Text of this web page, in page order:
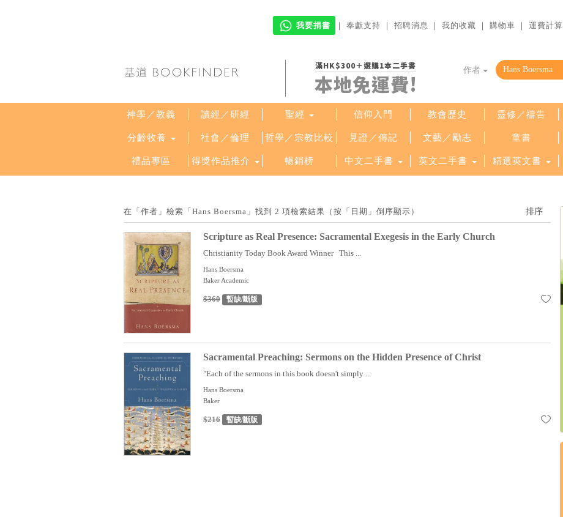
我要捐書 ｜ 奉獻支持 ｜ 招聘消息 ｜ 我的收藏 ｜ 購物車 ｜ 運費計算
滿HK$300＋選購1本二手書
本地免運費!
作者
神學／教義 讀經／研經 聖經 信仰入門 教會歷史 靈修／禱告
分齡牧養 社會／倫理 哲學／宗教比較 見證／傳記 文藝／勵志 童書
禮品專區 得獎作品推介 暢銷榜 中文二手書 英文二手書 精選英文書
在「作者」檢索「Hans Boersma」找到 2 項檢索結果（按「日期」倒序顯示）
Scripture as Real Presence: Sacramental Exegesis in the Early Church
Christianity Today Book Award Winner This ...
Hans Boersma
Baker Academic
$360 暫缺/斷版
Sacramental Preaching: Sermons on the Hidden Presence of Christ
"Each of the sermons in this book doesn't simply ...
Hans Boersma
Baker
$216 暫缺/斷版